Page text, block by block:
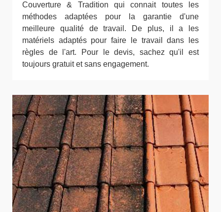
Couverture & Tradition qui connait toutes les
méthodes adaptées pour la garantie d'une
meilleure qualité de travail. De plus, il a les
matériels adaptés pour faire le travail dans les
règles de l'art. Pour le devis, sachez qu'il est
toujours gratuit et sans engagement.